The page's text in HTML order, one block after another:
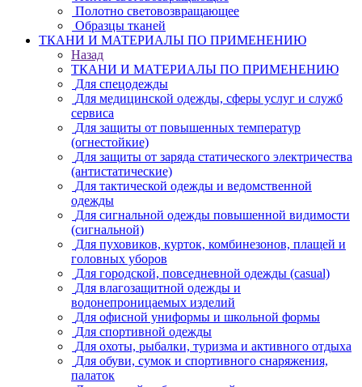
Полотно световозвращающее
Образцы тканей
ТКАНИ И МАТЕРИАЛЫ ПО ПРИМЕНЕНИЮ
Назад
ТКАНИ И МАТЕРИАЛЫ ПО ПРИМЕНЕНИЮ
Для спецодежды
Для медицинской одежды, сферы услуг и служб
сервиса
Для защиты от повышенных температур
(огнестойкие)
Для защиты от заряда статического электричества
(антистатические)
Для тактической одежды и ведомственной
одежды
Для сигнальной одежды повышенной видимости
(сигнальной)
Для пуховиков, курток, комбинезонов, плащей и
головных уборов
Для городской, повседневной одежды (casual)
Для влагозащитной одежды и
водонепроницаемых изделий
Для офисной униформы и школьной формы
Для спортивной одежды
Для охоты, рыбалки, туризма и активного отдыха
Для обуви, сумок и спортивного снаряжения,
палаток